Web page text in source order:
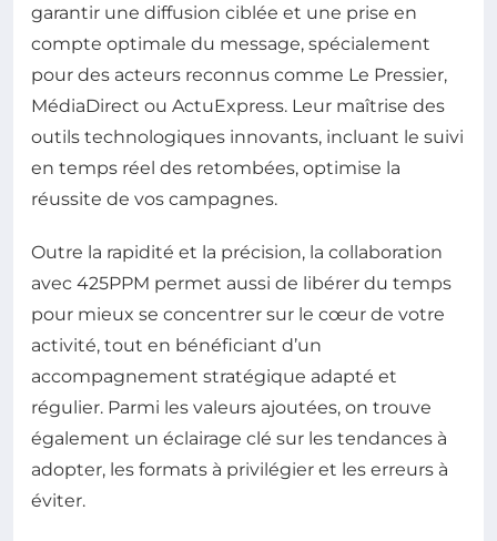
garantir une diffusion ciblée et une prise en
compte optimale du message, spécialement
pour des acteurs reconnus comme Le Pressier,
MédiaDirect ou ActuExpress. Leur maîtrise des
outils technologiques innovants, incluant le suivi
en temps réel des retombées, optimise la
réussite de vos campagnes.
Outre la rapidité et la précision, la collaboration
avec 425PPM permet aussi de libérer du temps
pour mieux se concentrer sur le cœur de votre
activité, tout en bénéficiant d’un
accompagnement stratégique adapté et
régulier. Parmi les valeurs ajoutées, on trouve
également un éclairage clé sur les tendances à
adopter, les formats à privilégier et les erreurs à
éviter.